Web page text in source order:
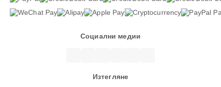
Социални медии
Изтегляне